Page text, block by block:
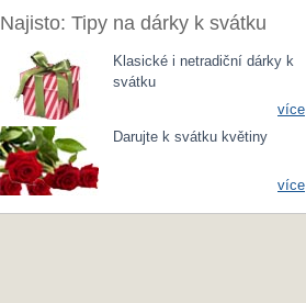
Najisto: Tipy na dárky k svátku
Klasické i netradiční dárky k
svátku
více
Darujte k svátku květiny
více